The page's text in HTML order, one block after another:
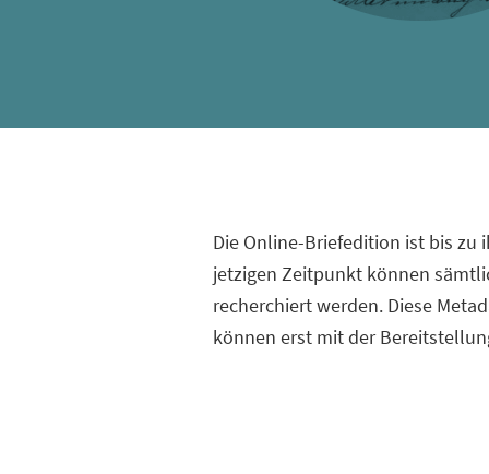
Die Online-Briefedition ist bis zu
jetzigen Zeitpunkt können
recherchiert werden. Diese
können erst mit der